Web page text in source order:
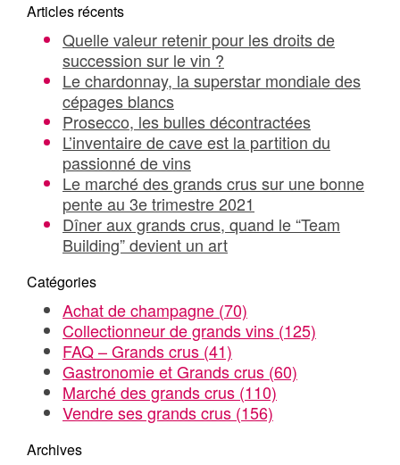
Articles récents
Quelle valeur retenir pour les droits de
succession sur le vin ?
Le chardonnay, la superstar mondiale des
cépages blancs
Prosecco, les bulles décontractées
L’inventaire de cave est la partition du
passionné de vins
Le marché des grands crus sur une bonne
pente au 3e trimestre 2021
Dîner aux grands crus, quand le “Team
Building” devient un art
Catégories
Achat de champagne (70)
Collectionneur de grands vins (125)
FAQ – Grands crus (41)
Gastronomie et Grands crus (60)
Marché des grands crus (110)
Vendre ses grands crus (156)
Archives